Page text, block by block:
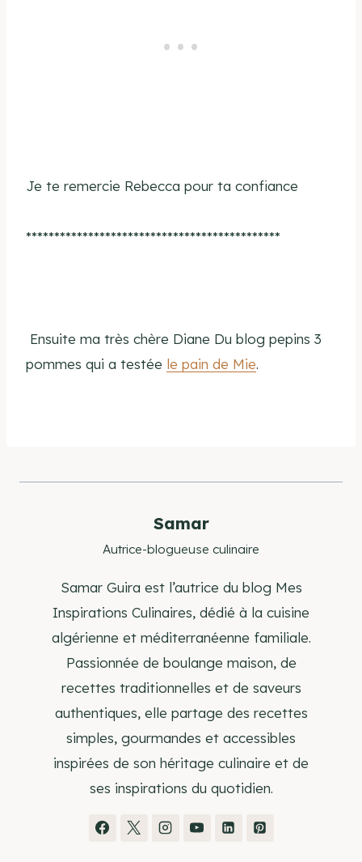
Je te remercie Rebecca pour ta confiance
*********************************************
Ensuite ma très chère Diane Du blog pepins 3
pommes qui a testée le pain de Mie.
Samar
Autrice-blogueuse culinaire
Samar Guira est l’autrice du blog Mes
Inspirations Culinaires, dédié à la cuisine
algérienne et méditerranéenne familiale.
Passionnée de boulange maison, de
recettes traditionnelles et de saveurs
authentiques, elle partage des recettes
simples, gourmandes et accessibles
inspirées de son héritage culinaire et de
ses inspirations du quotidien.